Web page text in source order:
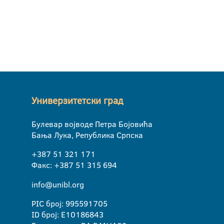
Универзитетски град
Булевар војводе Петра Бојовића
Бања Лука, Република Српска
+387 51 321 171
Факс: +387 51 315 694
info@unibl.org
PIC број: 995591705
ID број: E10186843